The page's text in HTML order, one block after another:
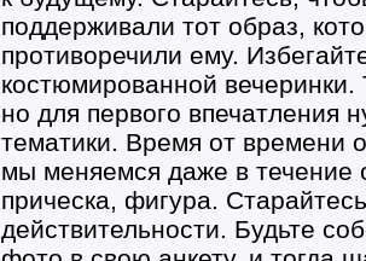
поддерживали тот образ,
противоречили ему.
костюмированной
но для первого впечатления
тематики. Время от времени
мы меняемся даже в течение
прическа, фигура.
действительности. Будьте